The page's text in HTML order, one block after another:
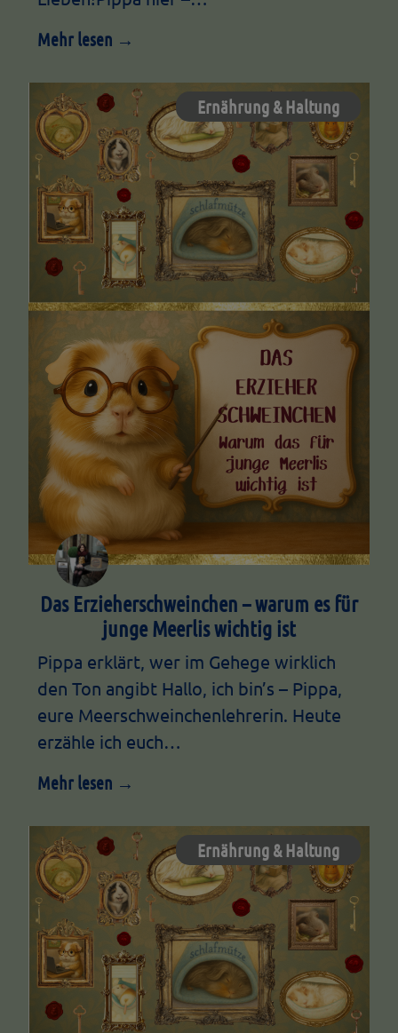
Mehr lesen →
Ernährung & Haltung
Das Erzieherschweinchen – warum es für
junge Meerlis wichtig ist
Pippa erklärt, wer im Gehege wirklich
den Ton angibt Hallo, ich bin’s – Pippa,
eure Meerschweinchenlehrerin. Heute
erzähle ich euch…
Mehr lesen →
Ernährung & Haltung